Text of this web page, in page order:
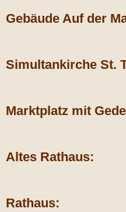
Gebäude Auf der
Simultankirche St.
Marktplatz mit
Altes Rathaus:
Rathaus: